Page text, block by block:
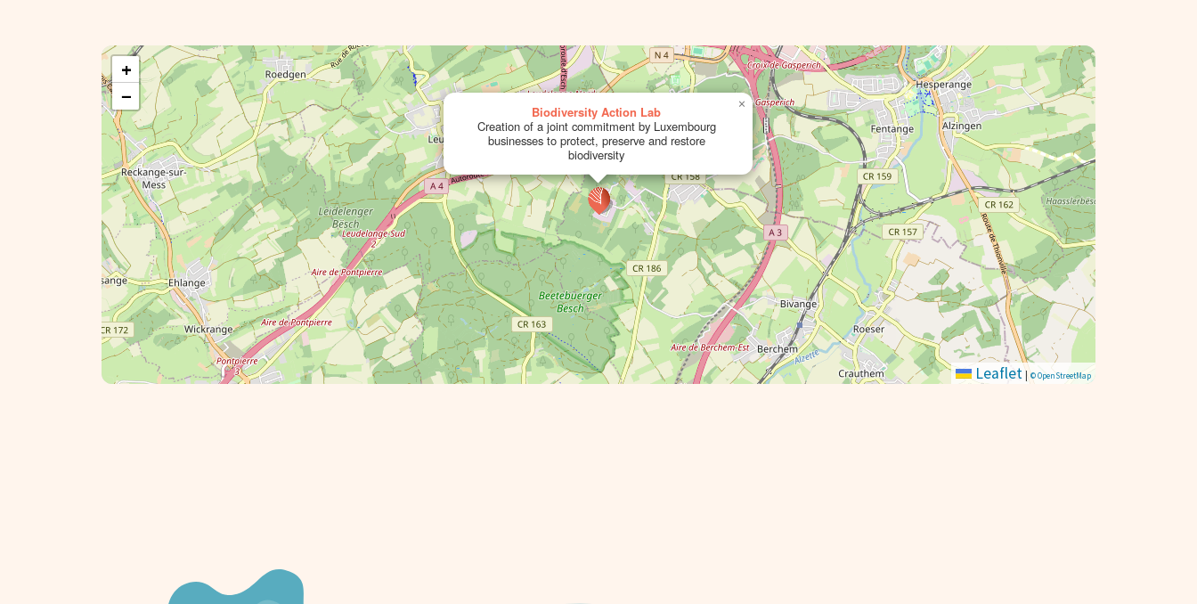
Biodiversity Action Lab
Creation of a joint commitment by Luxembourg
businesses to protect, preserve and restore
biodiversity
×
+
−
Leaflet | © OpenStreetMap